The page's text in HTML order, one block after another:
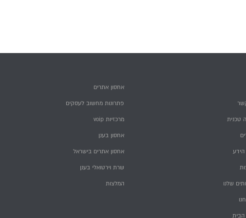
אחסון אתרים
פתרונות מחשוב לעסקים
מרכזיות voip
אחסון בענן
אחסון אתרים בישראל
שרת וירטואלי בענן
המלצות
טכנית
שלנו
הבית